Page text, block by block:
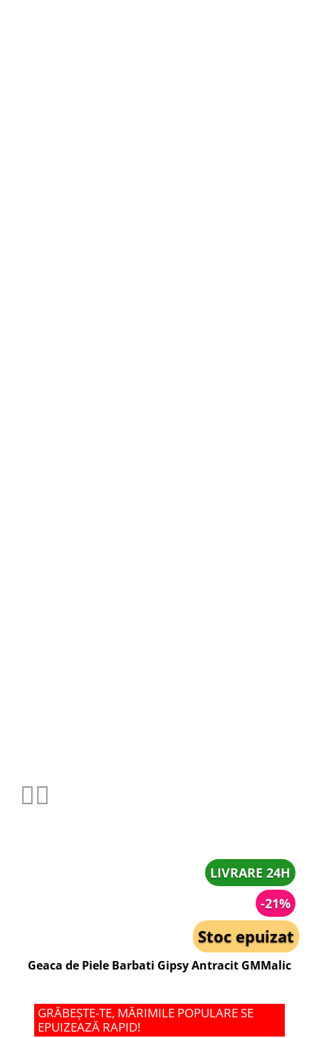
LIVRARE 24H
-21%
Stoc epuizat
Geaca de Piele Barbati Gipsy Antracit GMMalic
GRĂBEȘTE-TE, MĂRIMILE POPULARE SE
EPUIZEAZĂ RAPID!